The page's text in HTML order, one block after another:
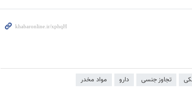
تجاوز جنسی دارو مواد مخدر